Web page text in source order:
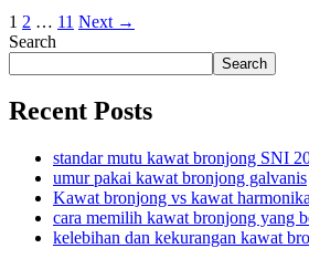
1 2 … 11 Next →
Search
Search
Recent Posts
standar mutu kawat bronjong SNI
umur pakai kawat bronjong galvanis
Kawat bronjong vs kawat harmonika
cara memilih kawat bronjong yang
kelebihan dan kekurangan kawat